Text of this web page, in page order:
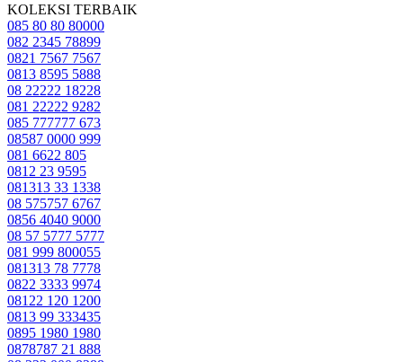
KOLEKSI TERBAIK
085 80 80 80000
082 2345 78899
0821 7567 7567
0813 8595 5888
08 22222 18228
081 22222 9282
085 777777 673
08587 0000 999
081 6622 805
0812 23 9595
081313 33 1338
08 575757 6767
0856 4040 9000
08 57 5777 5777
081 999 800055
081313 78 7778
0822 3333 9974
08122 120 1200
0813 99 333435
0895 1980 1980
0878787 21 888